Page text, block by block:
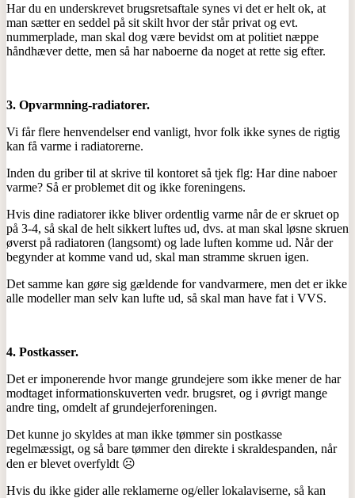
Har du en underskrevet brugsretsaftale synes vi det er helt ok, at
man sætter en seddel på sit skilt hvor der står privat og evt.
nummerplade, man skal dog være bevidst om at politiet næppe
håndhæver dette, men så har naboerne da noget at rette sig efter.
3. Opvarmning-radiatorer.
Vi får flere henvendelser end vanligt, hvor folk ikke synes de rigtig
kan få varme i radiatorerne.
Inden du griber til at skrive til kontoret så tjek flg: Har dine naboer
varme? Så er problemet dit og ikke foreningens.
Hvis dine radiatorer ikke bliver ordentlig varme når de er skruet op
på 3-4, så skal de helt sikkert luftes ud, dvs. at man skal løsne skruen
øverst på radiatoren (langsomt) og lade luften komme ud. Når der
begynder at komme vand ud, skal man stramme skruen igen.
Det samme kan gøre sig gældende for vandvarmere, men det er ikke
alle modeller man selv kan lufte ud, så skal man have fat i VVS.
4. Postkasser.
Det er imponerende hvor mange grundejere som ikke mener de har
modtaget informationskuverten vedr. brugsret, og i øvrigt mange
andre ting, omdelt af grundejerforeningen.
Det kunne jo skyldes at man ikke tømmer sin postkasse
regelmæssigt, og så bare tømmer den direkte i skraldespanden, når
den er blevet overfyldt ☹
Hvis du ikke gider alle reklamerne og/eller lokalaviserne, så kan